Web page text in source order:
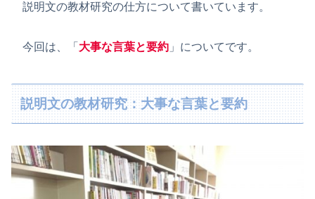
説明文の教材研究の仕方について書いています。
今回は、「 大事な言葉と要約 」についてです。
説明文の教材研究：大事な言葉と要約